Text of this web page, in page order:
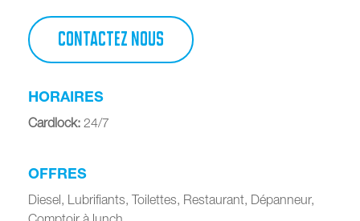
CONTACTEZ NOUS
HORAIRES
Cardlock: 24/7
OFFRES
Diesel, Lubrifiants, Toilettes, Restaurant, Dépanneur,